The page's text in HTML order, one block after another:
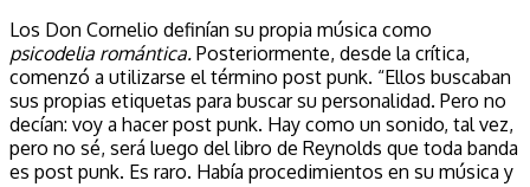
Los Don Cornelio definían su propia música como
psicodelia romántica. Posteriormente, desde la crítica,
comenzó a utilizarse el término post punk. “Ellos buscaban
sus propias etiquetas para buscar su personalidad. Pero no
decían: voy a hacer post punk. Hay como un sonido, tal vez,
pero no sé, será luego del libro de Reynolds que toda banda
es post punk. Es raro. Había procedimientos en su música y